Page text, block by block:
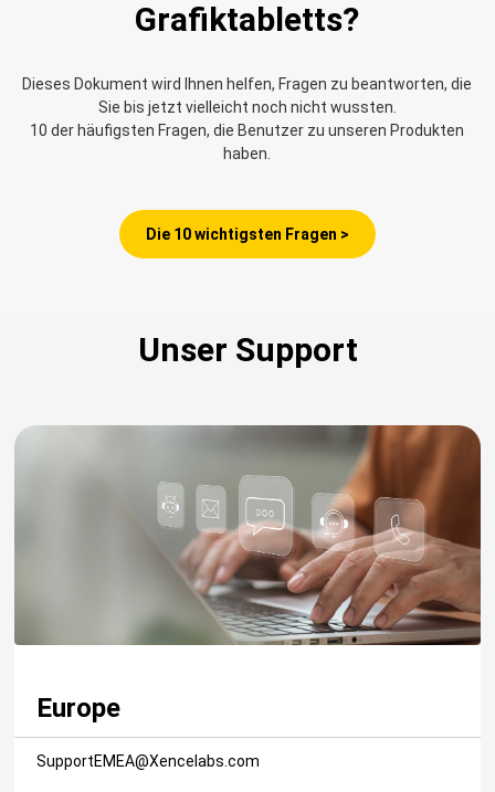
Grafiktabletts?
Dieses Dokument wird Ihnen helfen, Fragen zu beantworten, die
Sie bis jetzt vielleicht noch nicht wussten.
10 der häufigsten Fragen, die Benutzer zu unseren Produkten
haben.
Die 10 wichtigsten Fragen >
Unser Support
Europe
SupportEMEA@Xencelabs.com